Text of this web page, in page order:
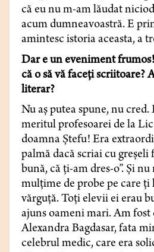
că eu nu m-am lăudat
acum dumneavoastră. E
amintesc istoria aceasta, a
Dar e un eveniment
că o să vă faceţi scriitoare?
literar?
Nu aş putea spune, nu cred.
meritul profesoarei de la
doamna Ştefu! Era
palmă dacă scriai cu greşeli
bună, că ţi-am dres-o”. Şi
mulţime de probe pe care ţi
vărguţă. Toţi elevii ei erau
ajuns oameni mari. Am fost
Alexandra Bagdasar, fata
celebrul medic, care era